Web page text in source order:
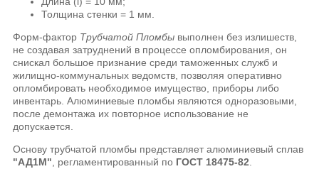
Толщина стенки = 1 мм.
Форм-фактор Трубчатой Пломбы выполнен без излишеств,
не создавая затруднений в процессе опломбирования, он
снискал большое признание среди таможенных служб и
жилищно-коммунальных ведомств, позволяя оперативно
опломбировать необходимое имущество, приборы либо
инвентарь. Алюминиевые пломбы являются одноразовыми,
после демонтажа их повторное использование не
допускается.
Основу трубчатой пломбы представляет алюминиевый сплав
"АД1М", регламентированный по ГОСТ 18475-82.